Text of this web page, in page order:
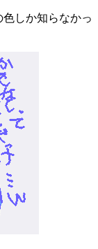
しか知らなかっ